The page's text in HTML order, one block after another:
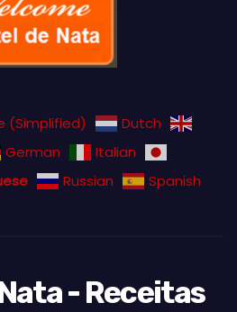
(Simplified)
Dutch
German
Italian
Russian Spanish
- Receitas